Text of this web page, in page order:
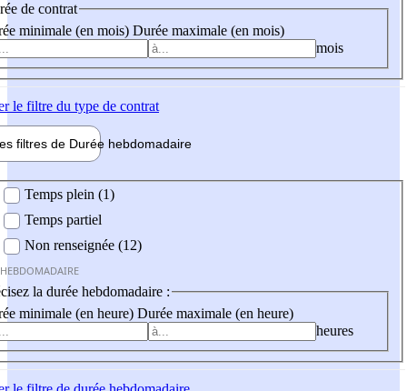
de contrat
minimale (en mois) Durée maximale (en mois)
mois
le filtre du type de contrat
filtres de Durée hebdomadaire
Temps plein (1)
Temps partiel
Non renseignée (12)
la durée hebdomadaire :
minimale (en heure) Durée maximale (en heure)
heures